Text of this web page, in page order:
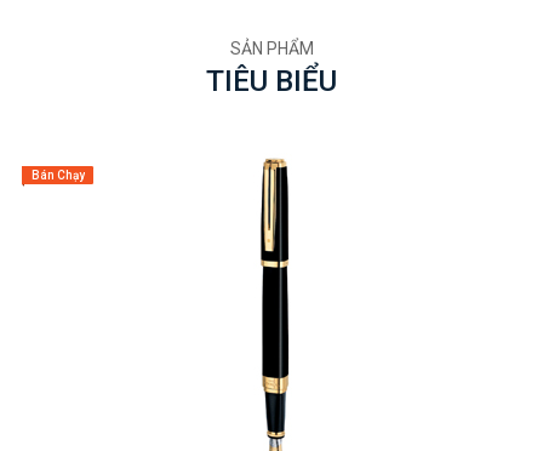
SẢN PHẨM
TIÊU BIỂU
Bán Chạy